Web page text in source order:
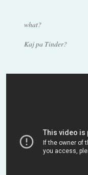
what?
Kaj pa Tinder?